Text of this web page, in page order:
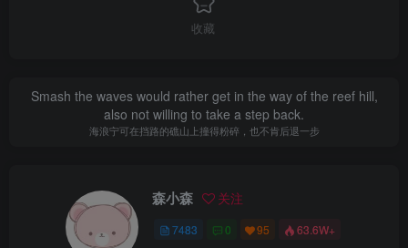
收藏
Smash the waves would rather get in the way of the reef hill,
also not willing to take a step back.
海浪宁可在挡路的礁山上撞得粉碎，也不肯后退一步
森小森 关注
7483 0 95 63.6W+